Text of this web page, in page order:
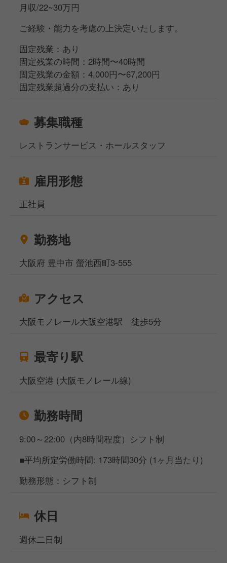
月収/22~30万円
ご経験・能力を考慮の上決定いたします。
固定残業：あり
固定残業の時間：2時間〜40時間
固定残業の金額：4,000円〜67,200円
固定残業超過分の支払い：あり
募集職種
レストランサービス・ホールスタッフ
雇用形態
正社員
勤務地
大阪府 豊中市 螢池西町3-555
アクセス
大阪モノレール大阪空港駅 徒歩5分
最寄り駅
大阪空港 (大阪モノレール線)
勤務時間
9:00～22:00（内8時間程度）シフト制
■平均所定労働時間: 173時間30分 (1ヶ月当たり)
勤務形態：シフト制
休日
週休二日制